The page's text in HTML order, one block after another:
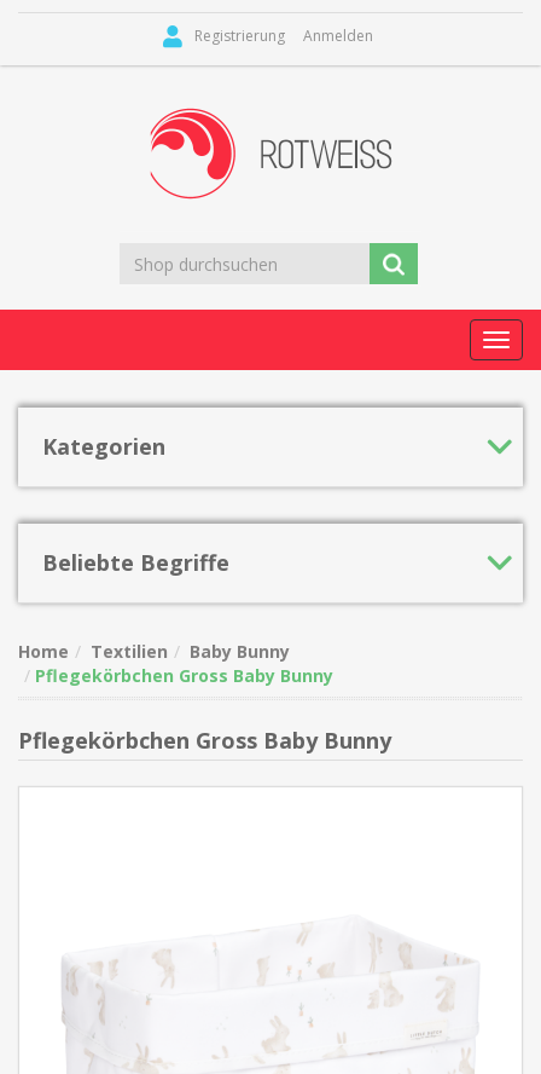
Registrierung Anmelden
Kategorien
Beliebte Begriffe
Home Textilien
Baby Bunny
Pflegekörbchen Gross Baby Bunny
Pflegekörbchen Gross Baby Bunny